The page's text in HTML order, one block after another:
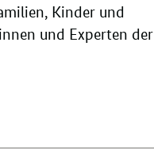
Kinder und
und Experten der